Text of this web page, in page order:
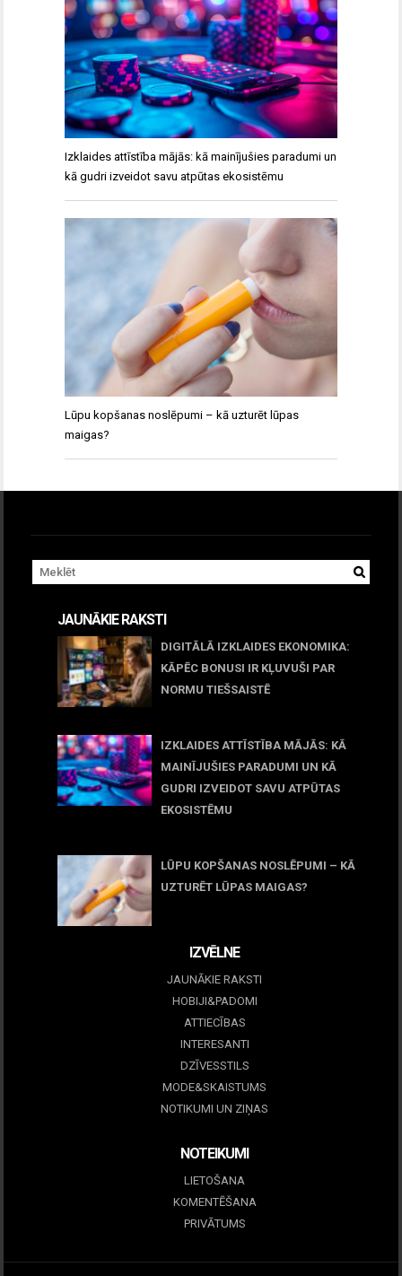
Izklaides attīstība mājās: kā mainījušies paradumi un
kā gudri izveidot savu atpūtas ekosistēmu
Lūpu kopšanas noslēpumi – kā uzturēt lūpas
maigas?
JAUNĀKIE RAKSTI
DIGITĀLĀ IZKLAIDES EKONOMIKA:
KĀPĒC BONUSI IR KĻUVUŠI PAR
NORMU TIEŠSAISTĒ
IZKLAIDES ATTĪSTĪBA MĀJĀS: KĀ
MAINĪJUŠIES PARADUMI UN KĀ
GUDRI IZVEIDOT SAVU ATPŪTAS
EKOSISTĒMU
LŪPU KOPŠANAS NOSLĒPUMI – KĀ
UZTURĒT LŪPAS MAIGAS?
IZVĒLNE
JAUNĀKIE RAKSTI
HOBIJI&PADOMI
ATTIECĪBAS
INTERESANTI
DZĪVESSTILS
MODE&SKAISTUMS
NOTIKUMI UN ZIŅAS
NOTEIKUMI
LIETOŠANA
KOMENTĒŠANA
PRIVĀTUMS